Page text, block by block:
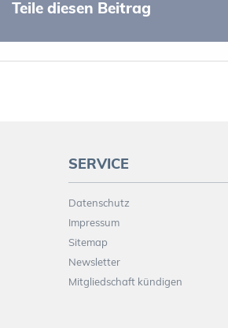
Teile diesen Beitrag
SERVICE
Datenschutz
Impressum
Sitemap
Newsletter
Mitgliedschaft kündigen